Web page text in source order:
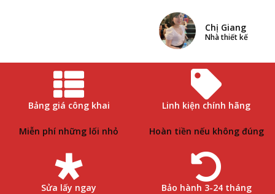
Chị Giang
Nhà thiết kế
Bảng giá công khai
Miễn phí những lối nhỏ
Linh kiện chính hãng
Hoàn tiền nếu không đúng
Sửa lấy ngay Bảo hành 3-24 tháng